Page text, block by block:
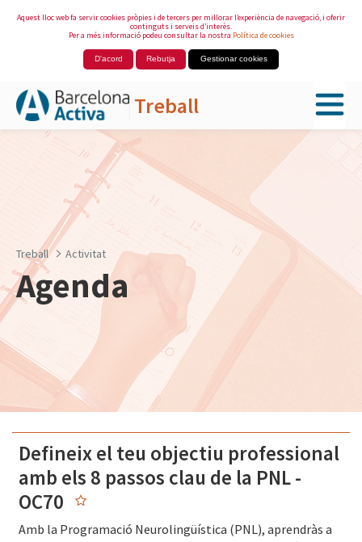
Aquest lloc web fa servir cookies pròpies i de tercers per millorar l’experiència de navegació, i oferir
continguts i serveis d’interès.
Per a més informació podeu consultar la nostra Política de cookies
D'acord Rebutja Gestionar cookies
Treball
Salta al contingut principal
Treball Activitat
Agenda
Defineix el teu objectiu professional
amb els 8 passos clau de la PNL -
OC70
Amb la Programació Neurolingüística (PNL), aprendràs a